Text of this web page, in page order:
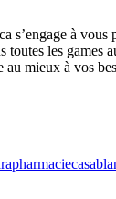
s’engage à vous
toutes les games
au mieux à vos